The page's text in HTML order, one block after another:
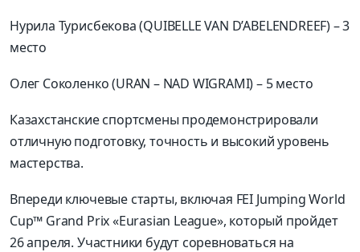
Нурила Турисбекова (QUIBELLE VAN D’ABELENDREEF) – 3
место
Олег Соколенко (URAN – NAD WIGRAMI) – 5 место
Казахстанские спортсмены продемонстрировали
отличную подготовку, точность и высокий уровень
мастерства.
Впереди ключевые старты, включая FEI Jumping World
Cup™ Grand Prix «Eurasian League», который пройдет
26 апреля. Участники будут соревноваться на